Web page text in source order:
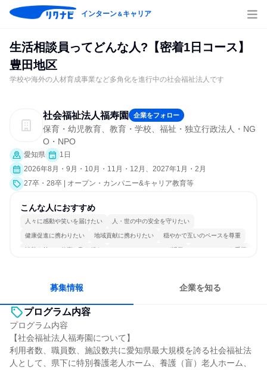
インターン＆キャリア
生活相談員ってどんな人?【密着1日コース】
豊田地区
学校や海外の人材育成事業など多角化を進行中の社会福祉法人です
社会福祉法人福寿園 企業をフォロー
保育・幼児教育、教育・学校、福祉・独立行政法人・NG
O・NPO
愛知県
1日
2026年8月・9月・10月・11月・12月、2027年1月・2月
27卒・28卒 | オープン・カンパニー&キャリア教育等
こんな人におすすめ
人々に感動や笑いを届けたい 人・世の中の安全を守りたい
健康促進に携わりたい 地域貢献に携わりたい 穏やかで互いのペースを尊重
情熱を持って仕事に取り組む コミュニケーションが活発 チームワークを重視
募集情報 企業を知る
プログラム内容
プログラム内容
【社会福祉法人福寿園について】
利用者数、職員数、施設数共に愛知県最大規模を誇る社会福祉法
人として、県下に特別養護老人ホーム、養護（盲）老人ホーム、